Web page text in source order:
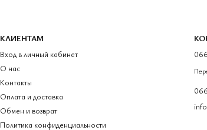
КЛИЕНТАМ
Вход в личный кабинет
О нас
Контакты
Оплата и доставка
Обмен и возврат
Политика конфиденциальности